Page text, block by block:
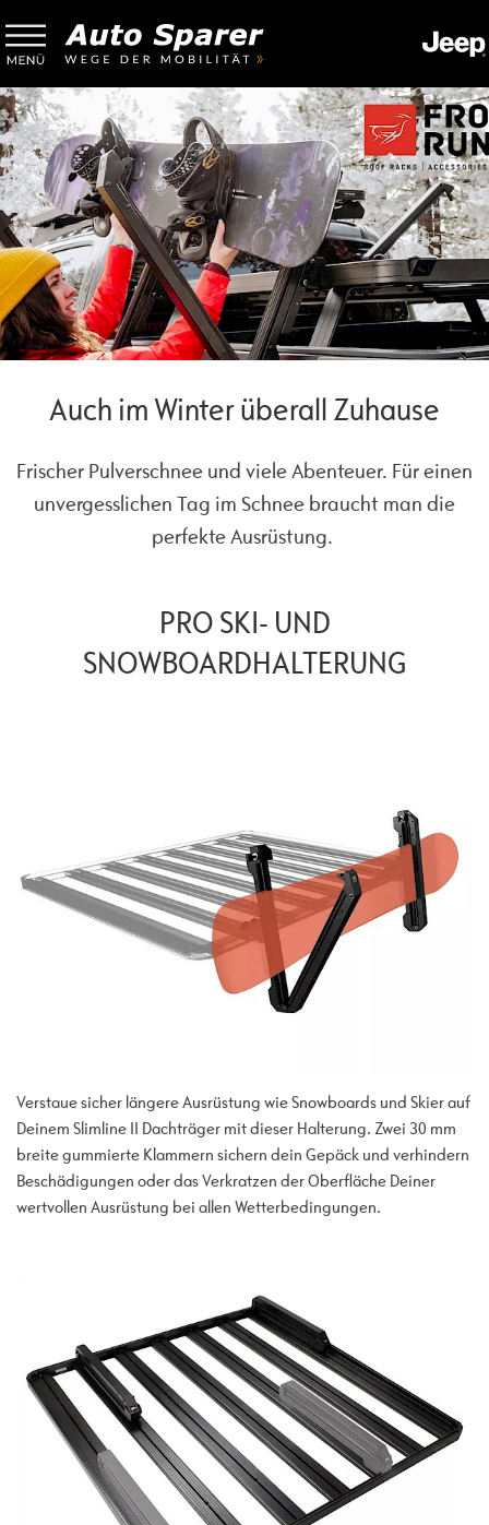
Auch im Winter überall Zuhause
Frischer Pulverschnee und viele Abenteuer. Für einen
unvergesslichen Tag im Schnee braucht man die
perfekte Ausrüstung.
PRO SKI- UND
SNOWBOARDHALTERUNG
Verstaue sicher längere Ausrüstung wie Snowboards und Skier auf
Deinem Slimline II Dachträger mit dieser Halterung. Zwei 30 mm
breite gummierte Klammern sichern dein Gepäck und verhindern
Beschädigungen oder das Verkratzen der Oberfläche Deiner
wertvollen Ausrüstung bei allen Wetterbedingungen.